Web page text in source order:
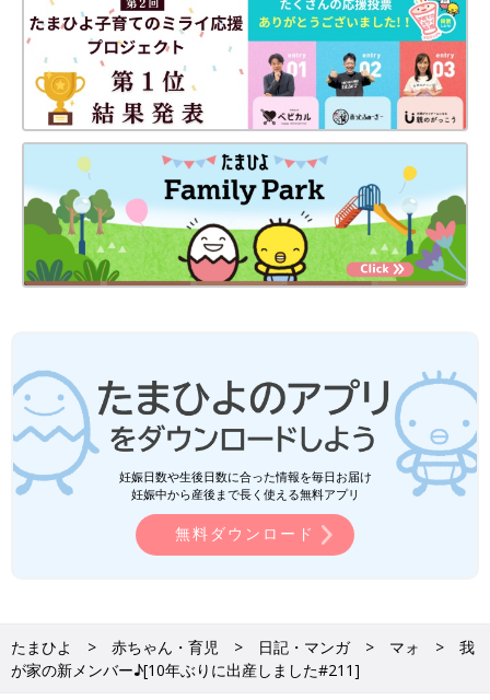
妊娠日数や生後日数に合った情報を毎日お届け
妊娠中から産後まで長く使える無料アプリ
無料ダウンロード
たまひよ 赤ちゃん・育児 日記・マンガ マォ
我
が家の新メンバー♪[10年ぶりに出産しました#211]